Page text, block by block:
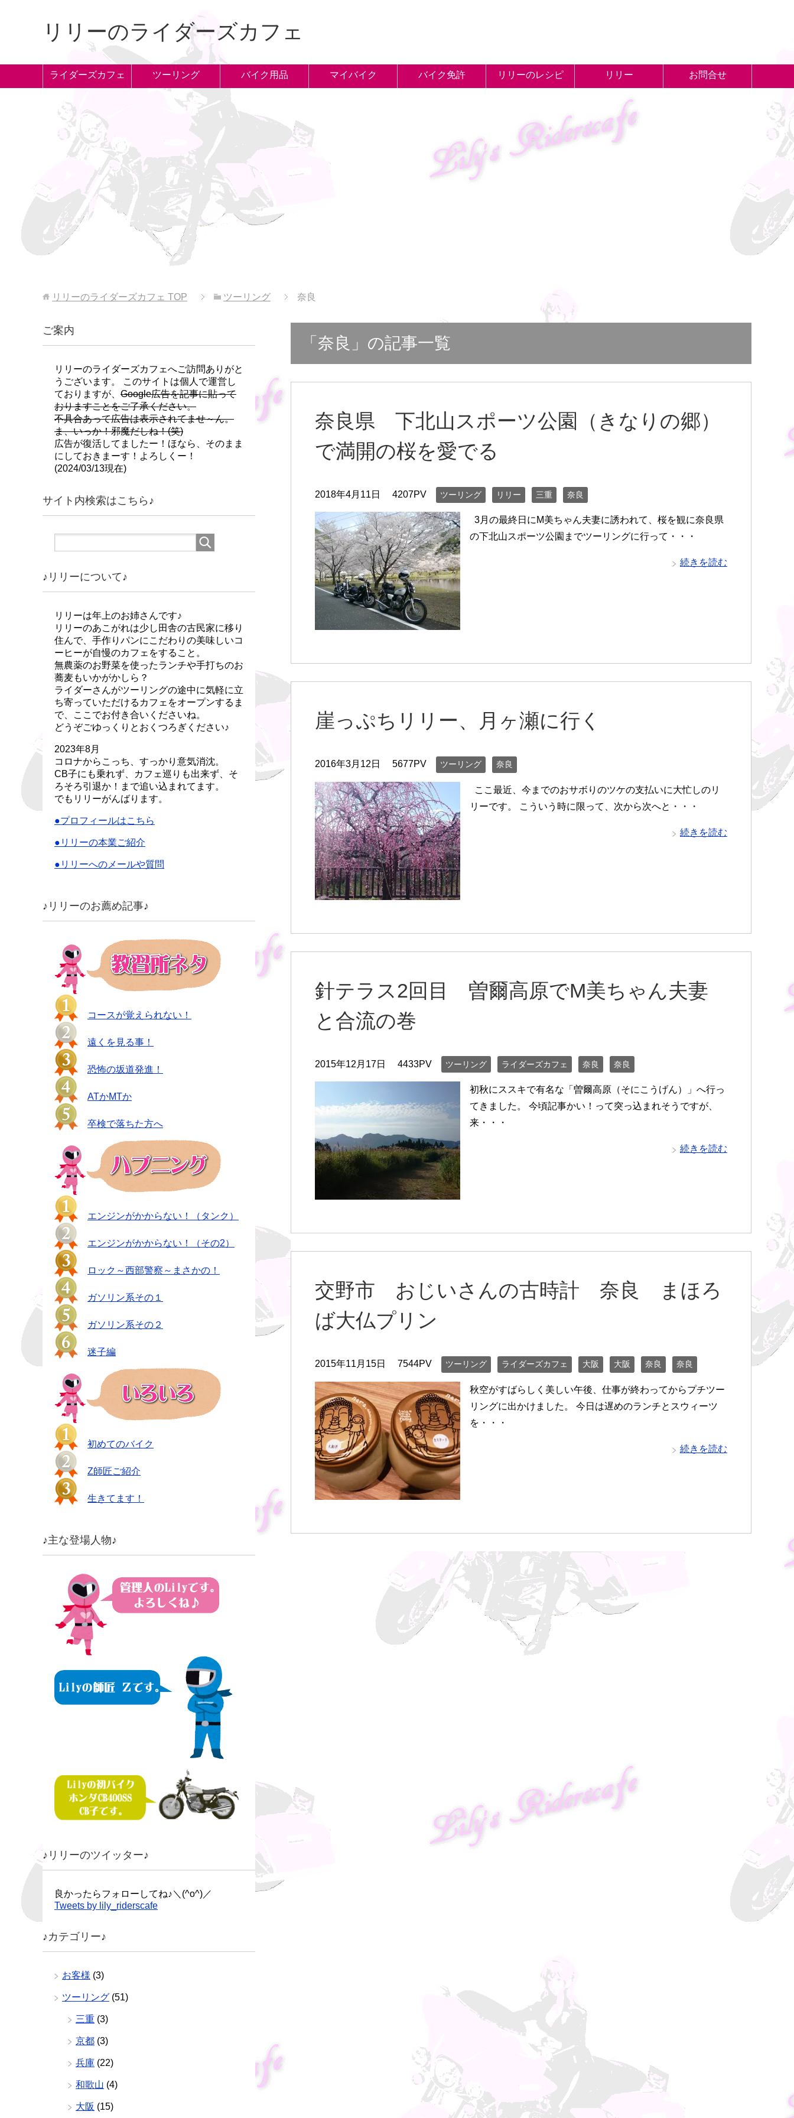
リリーのライダーズカフェ
ライダーズカフェ ツーリング バイク用品 マイバイク バイク免許 リリーのレシピ リリー お問合せ
リリーのライダーズカフェ TOP ツーリング 奈良
「奈良」の記事一覧
奈良県 下北山スポーツ公園（きなりの郷）
で満開の桜を愛でる
2018年4月11日 4207PV ツーリング リリー 三重 奈良
3月の最終日にM美ちゃん夫妻に誘われて、桜を観に奈良県
の下北山スポーツ公園までツーリングに行って・・・
続きを読む
崖っぷちリリー、月ヶ瀬に行く
2016年3月12日 5677PV ツーリング 奈良
ここ最近、今までのおサボりのツケの支払いに大忙しのリ
リーです。 こういう時に限って、次から次へと・・・
続きを読む
針テラス2回目 曽爾高原でM美ちゃん夫妻
と合流の巻
2015年12月17日 4433PV ツーリング ライダーズカフェ 奈良 奈良
初秋にススキで有名な「曽爾高原（そにこうげん）」へ行っ
てきました。 今頃記事かい！って突っ込まれそうですが、
来・・・
続きを読む
交野市 おじいさんの古時計 奈良 まほろ
ば大仏プリン
2015年11月15日 7544PV ツーリング ライダーズカフェ 大阪 大阪 奈良 奈良
秋空がすばらしく美しい午後、仕事が終わってからプチツー
リングに出かけました。 今日は遅めのランチとスウィーツ
を・・・
続きを読む
ご案内
リリーのライダーズカフェへご訪問ありがと
うございます。 このサイトは個人で運営し
ておりますが、 Google広告を記事に貼って
おりますことをご了承ください。
不具合あって広告は表示されてませ～ん。
ま、いっか！邪魔だしね！(笑)
広告が復活してましたー！ほなら、そのまま
にしておきまーす！よろしくー！
(2024/03/13現在)
サイト内検索はこちら♪
♪リリーについて♪
リリーは年上のお姉さんです♪
リリーのあこがれは少し田舎の古民家に移り
住んで、手作りパンにこだわりの美味しいコ
ーヒーが自慢のカフェをすること。
無農薬のお野菜を使ったランチや手打ちのお
蕎麦もいかがかしら？
ライダーさんがツーリングの途中に気軽に立
ち寄っていただけるカフェをオープンするま
で、ここでお付き合いくださいね。
どうぞごゆっくりとおくつろぎください♪
2023年8月
コロナからこっち、すっかり意気消沈。
CB子にも乗れず、カフェ巡りも出来ず、そ
ろそろ引退か！まで追い込まれてます。
でもリリーがんばります。
●プロフィールはこちら
●リリーの本業ご紹介
●リリーへのメールや質問
♪リリーのお薦め記事♪
コースが覚えられない！
遠くを見る事！
恐怖の坂道発進！
ATかMTか
卒検で落ちた方へ
エンジンがかからない！（タンク）
エンジンがかからない！（その2）
ロック～西部警察～まさかの！
ガソリン系その１
ガソリン系その２
迷子編
初めてのバイク
Z師匠ご紹介
生きてます！
♪主な登場人物♪
♪リリーのツイッター♪
良かったらフォローしてね♪＼(^o^)／
Tweets by lily_riderscafe
♪カテゴリー♪
お客様 (3)
ツーリング (51)
三重 (3)
京都 (3)
兵庫 (22)
和歌山 (4)
大阪 (15)